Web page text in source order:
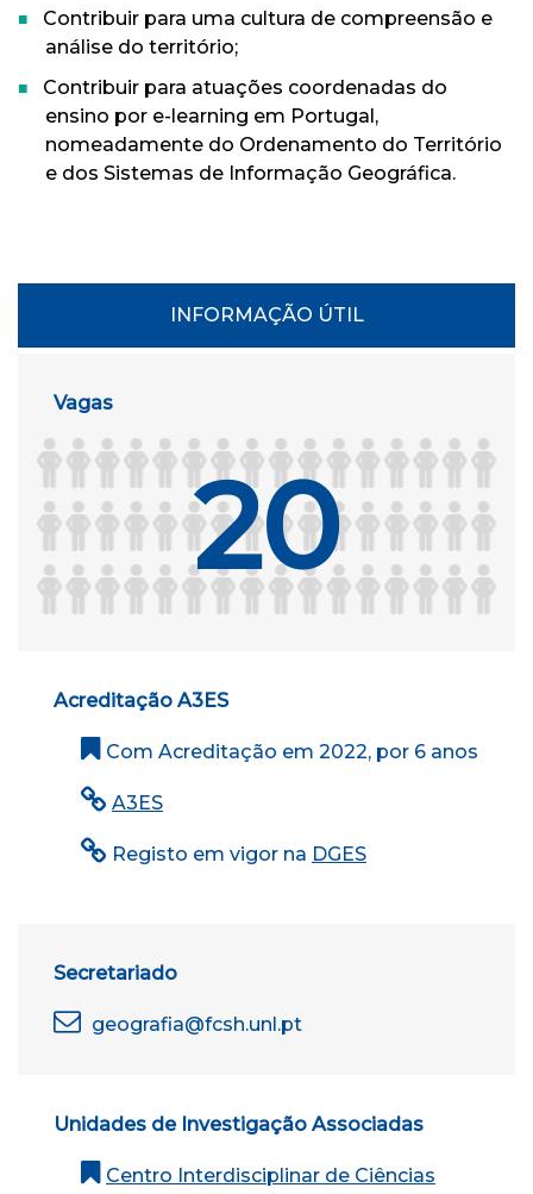
Contribuir para uma cultura de compreensão e
análise do território;
Contribuir para atuações coordenadas do
ensino por e-learning em Portugal,
nomeadamente do Ordenamento do Território
e dos Sistemas de Informação Geográfica.
INFORMAÇÃO ÚTIL
Vagas
20
Acreditação A3ES
Com Acreditação em 2022, por 6 anos
A3ES
Registo em vigor na DGES
Secretariado
geografia@fcsh.unl.pt
Unidades de Investigação Associadas
Centro Interdisciplinar de Ciências